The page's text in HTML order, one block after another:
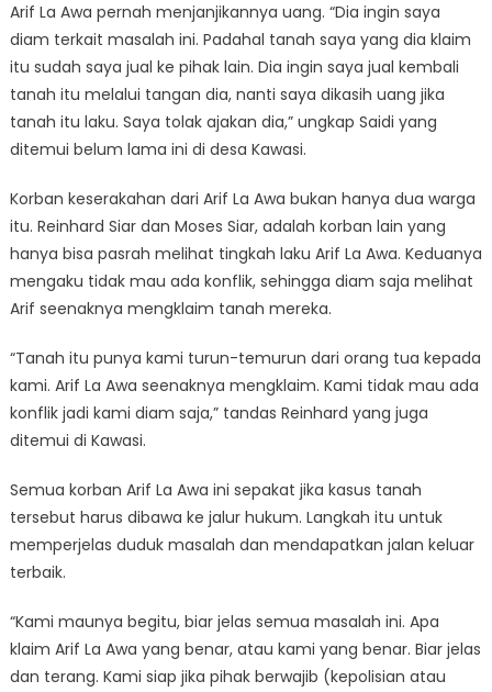
Arif La Awa pernah menjanjikannya uang. “Dia ingin saya
diam terkait masalah ini. Padahal tanah saya yang dia klaim
itu sudah saya jual ke pihak lain. Dia ingin saya jual kembali
tanah itu melalui tangan dia, nanti saya dikasih uang jika
tanah itu laku. Saya tolak ajakan dia,” ungkap Saidi yang
ditemui belum lama ini di desa Kawasi.
Korban keserakahan dari Arif La Awa bukan hanya dua warga
itu. Reinhard Siar dan Moses Siar, adalah korban lain yang
hanya bisa pasrah melihat tingkah laku Arif La Awa. Keduanya
mengaku tidak mau ada konflik, sehingga diam saja melihat
Arif seenaknya mengklaim tanah mereka.
“Tanah itu punya kami turun-temurun dari orang tua kepada
kami. Arif La Awa seenaknya mengklaim. Kami tidak mau ada
konflik jadi kami diam saja,” tandas Reinhard yang juga
ditemui di Kawasi.
Semua korban Arif La Awa ini sepakat jika kasus tanah
tersebut harus dibawa ke jalur hukum. Langkah itu untuk
memperjelas duduk masalah dan mendapatkan jalan keluar
terbaik.
“Kami maunya begitu, biar jelas semua masalah ini. Apa
klaim Arif La Awa yang benar, atau kami yang benar. Biar jelas
dan terang. Kami siap jika pihak berwajib (kepolisian atau